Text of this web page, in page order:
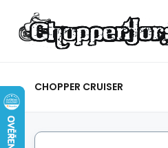
CHOPPER CRUISER